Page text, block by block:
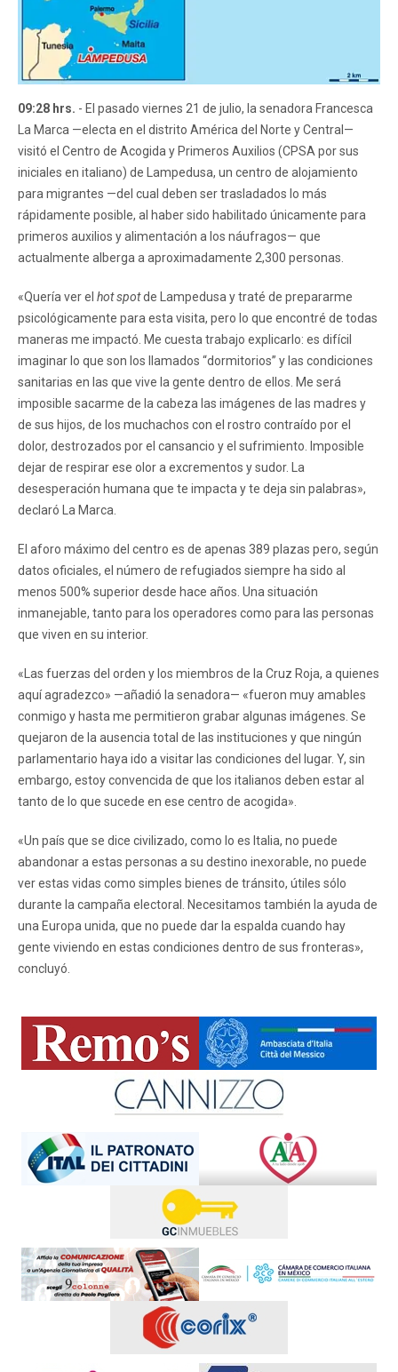
09:28 hrs. - El pasado viernes 21 de julio, la senadora Francesca
La Marca —electa en el distrito América del Norte y Central—
visitó el Centro de Acogida y Primeros Auxilios (CPSA por sus
iniciales en italiano) de Lampedusa, un centro de alojamiento
para migrantes —del cual deben ser trasladados lo más
rápidamente posible, al haber sido habilitado únicamente para
primeros auxilios y alimentación a los náufragos— que
actualmente alberga a aproximadamente 2,300 personas.
«Quería ver el hot spotde Lampedusa y traté de prepararme
psicológicamente para esta visita, pero lo que encontré de todas
maneras me impactó. Me cuesta trabajo explicarlo: es difícil
imaginar lo que son los llamados “dormitorios” y las condiciones
sanitarias en las que vive la gente dentro de ellos. Me será
imposible sacarme de la cabeza las imágenes de las madres y
de sus hijos, de los muchachos con el rostro contraído por el
dolor, destrozados por el cansancio y el sufrimiento. Imposible
dejar de respirar ese olor a excrementos y sudor. La
desesperación humana que te impacta y te deja sin palabras»,
declaró La Marca.
El aforo máximo del centro es de apenas 389 plazas pero, según
datos oficiales, el número de refugiados siempre ha sido al
menos 500% superior desde hace años. Una situación
inmanejable, tanto para los operadores como para las personas
que viven en su interior.
«Las fuerzas del orden y los miembros de la Cruz Roja, a quienes
aquí agradezco» —añadió la senadora— «fueron muy amables
conmigo y hasta me permitieron grabar algunas imágenes. Se
quejaron de la ausencia total de las instituciones y que ningún
parlamentario haya ido a visitar las condiciones del lugar. Y, sin
embargo, estoy convencida de que los italianos deben estar al
tanto de lo que sucede en ese centro de acogida».
«Un país que se dice civilizado, como lo es Italia, no puede
abandonar a estas personas a su destino inexorable, no puede
ver estas vidas como simples bienes de tránsito, útiles sólo
durante la campaña electoral. Necesitamos también la ayuda de
una Europa unida, que no puede dar la espalda cuando hay
gente viviendo en estas condiciones dentro de sus fronteras»,
concluyó.